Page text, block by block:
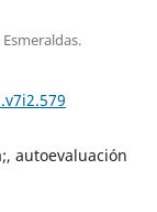
autoevaluación